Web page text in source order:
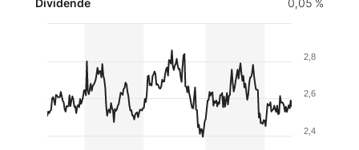
Dividende
0,05 %
2,4
2,6
2,8